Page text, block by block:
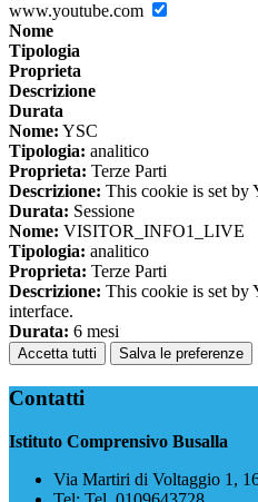
www.youtube.com
Nome
Tipologia
Proprieta
Descrizione
Durata
Nome: YSC
Tipologia: analitico
Proprieta: Terze Parti
Descrizione: This cookie is set by
Durata: Sessione
Nome: VISITOR_INFO1_LIVE
Tipologia: analitico
Proprieta: Terze Parti
Descrizione: This cookie is set by
interface.
Durata: 6 mesi
Accetta tutti Salva le preferenze
Contatti
Istituto Comprensivo Busalla
Via Martiri di Voltaggio 1,